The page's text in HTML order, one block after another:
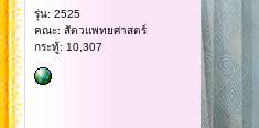
รุ่น: 2525
คณะ: สัตวแพทยศาสตร์
กระทู้: 10,307